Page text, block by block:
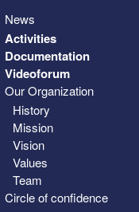
News
Activities
Documentation
Videoforum
Our Organization
History
Mission
Vision
Values
Team
Circle of confidence